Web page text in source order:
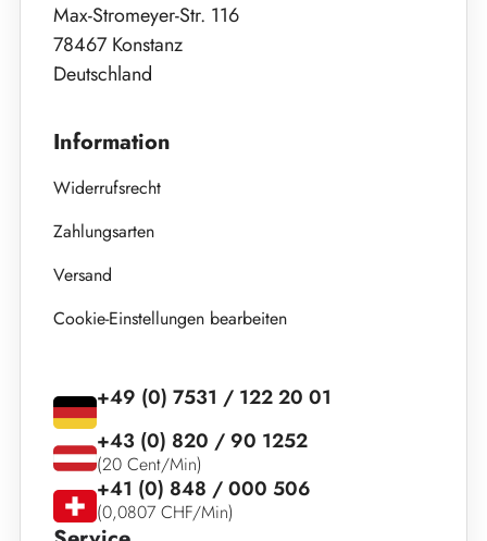
Max-Stromeyer-Str. 116
78467 Konstanz
Deutschland
Information
Widerrufsrecht
Zahlungsarten
Versand
Cookie-Einstellungen bearbeiten
+49 (0) 7531 / 122 20 01
+43 (0) 820 / 90 1252
(20 Cent/Min)
+41 (0) 848 / 000 506
(0,0807 CHF/Min)